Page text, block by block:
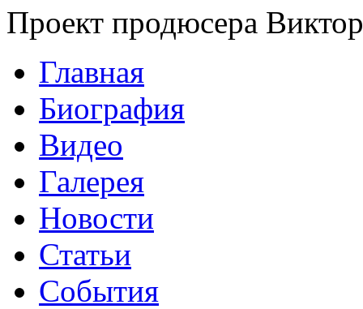
Проект продюсера
Главная
Биография
Видео
Галерея
Новости
Статьи
События